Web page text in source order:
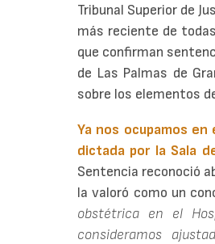
Tribunal Superior de
más reciente de
que confirman
de Las Palmas de
sobre los elementos
Ya nos ocupamos en
dictada por la Sala
Sentencia reconoció
la valoró como un
obstétrica en el
consideramos